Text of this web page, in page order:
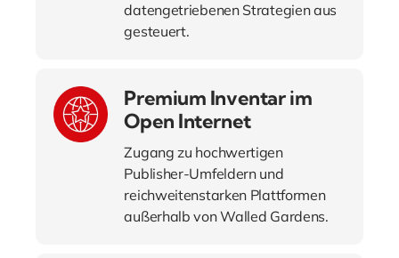
datengetriebenen Strategien aus
gesteuert.
Premium Inventar im
Open Internet
Zugang zu hochwertigen
Publisher-Umfeldern und
reichweitenstarken Plattformen
außerhalb von Walled Gardens.